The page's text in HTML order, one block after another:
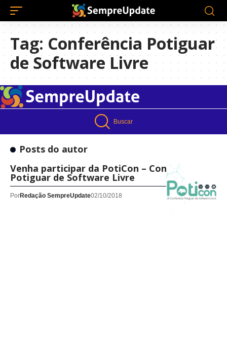
Tag: Conferência Potiguar
de Software Livre
Buscar
Posts do autor
Venha participar da PotiCon – Conferência
Potiguar de Software Livre
PorRedação SempreUpdate02/10/2018